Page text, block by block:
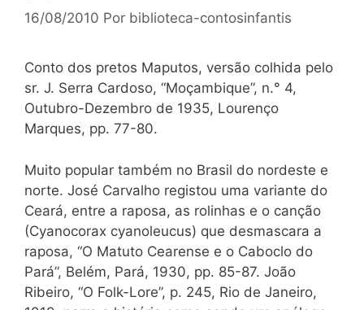
16/08/2010 Por biblioteca-contosinfantis
Conto dos pretos Maputos, versão colhida pelo
sr. J. Serra Cardoso, “Moçambique”, n.° 4,
Outubro-Dezembro de 1935, Lourenço
Marques, pp. 77-80.
Muito popular também no Brasil do nordeste e
norte. José Carvalho registou uma variante do
Ceará, entre a raposa, as rolinhas e o canção
(Cyanocorax cyanoleucus) que desmascara a
raposa, “O Matuto Cearense e o Caboclo do
Pará”, Belém, Pará, 1930, pp. 85-87. João
Ribeiro, “O Folk-Lore”, p. 245, Rio de Janeiro,